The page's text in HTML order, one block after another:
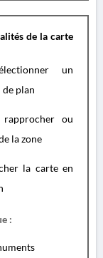
de la carte
un
plan
ou
la zone
la carte en
: